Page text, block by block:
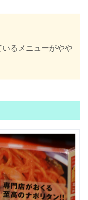
るメニューがやや